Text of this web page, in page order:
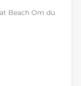
Beach Om du